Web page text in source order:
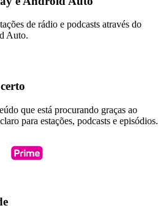
de rádio e podcasts através do
Auto.
que está procurando graças ao
para estações, podcasts e episódios.